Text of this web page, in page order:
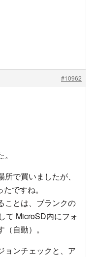
#10962
で買いましたが、
ですね。
ことは、ブランクの
て MicroSD内にフォ
自動）。
ョンチェックと、ア